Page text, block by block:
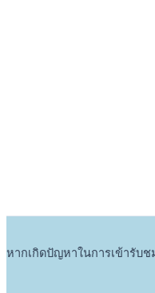
หากเกิดปัญหาในการเข้ารับ